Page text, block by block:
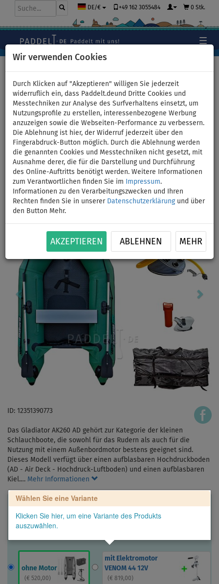
Wir verwenden Cookies
Durch Klicken auf "Akzeptieren" willigen Sie jederzeit
widerruflich ein, dass Paddelt.deund Dritte Cookies und
Messtechniken zur Analyse des Surfverhaltens einsetzt, um
Nutzungsprofile zu erstellen, interessenbezogene Werbung
anzuzeigen sowie die Webseiten-Performance zu verbessern.
Die Ablehnung ist hier, der Widerruf jederzeit über den
Fingerabdruck-Button möglich. Durch die Ablehnung werden
die genannten Cookies und Messtechniken nicht gesetzt, mit
Ausnahme derer, die für die Darstellung und Durchführung
des Online-Auftritts benötigt werden. Weitere Informationen
zum Verantwortlichen finden Sie im
Impressum.
Informationen zu den Verarbeitungszwecken und Ihren
Rechten finden Sie in unserer Datenschutzerklärungund über
den Button Mehr.
AKZEPTIEREN ABLEHNEN MEHR
DE/€ +49 162 3055484 0 Stk.
Schlauchboot GLADIATOR
AK260AD green mit Luftboden
- Set: ohne Motor
Previous
ID: 12351390773
Das Gladiator AK260 AD gehört zur Kategorie der kleinen
Schlauchboote, die sowohl für das Rudern als auch für die
Nutzung mit einem Außenbordmotor bestens geeignet sind.
Dieses Modell verfügt über einen aufblasbaren Hochdruckboden
(AD - Air Deck - Hochdruck-Luftboden) und einen aufblasbaren
Kiel.… Mehr Informationen
Wählen Sie eine Variante
Klicken Sie hier, um eine Variante des Produkts
auszuwählen.
ohne Motor
( € 520,00)
mit Elektromotor
VENOM 44 12V
( € 819,00)